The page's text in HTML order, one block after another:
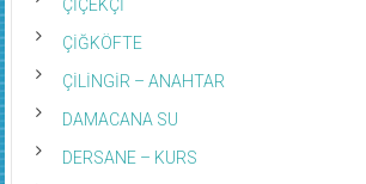
ÇİÇEKÇİ
ÇİĞKÖFTE
ÇİLİNGİR – ANAHTAR
DAMACANA SU
DERSANE – KURS